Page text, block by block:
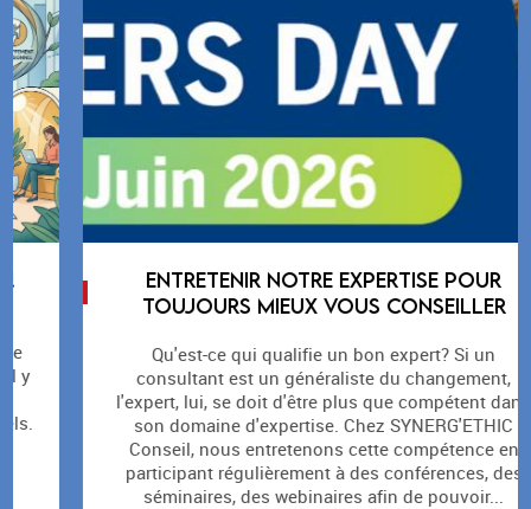
d'apporter un large éventail de solutions et une vraie
réponse QHSSE à nos clients de l'industrie, des
collectivités, des secteurs médical et médico-social
ainsi qu'aux professionnels des métiers de bouche.
Pourquoi nous accorder
votre confiance ?
Les missions que nous proposons dans nos 4 pôles de
d’assistance technique, d’audit, de formation.
forte. Aussi, nous avons choisi d’adopter les outils
Google Suite.
Ce choix nous permet de disposer d’une interface
nomade, toujours disponible et collaborative. Cela nous
permet, par exemple de proposer à nos clients et à nos
partenaires, des solutions d’échanges Extranet simples
et évolutives, véritable passerelle de productivité entre
ENTRETENIR NOTRE EXPERTISE POUR
TOUJOURS MIEUX VOUS CONSEILLER
Qu'est-ce qui qualifie un bon expert? Si un
consultant est un généraliste du changement,
l'expert, lui, se doit d'être plus que compétent dans
son domaine d'expertise. Chez SYNERG'ETHIC
Conseil, nous entretenons cette compétence en
participant régulièrement à des conférences, des
séminaires, des webinaires afin de pouvoir...